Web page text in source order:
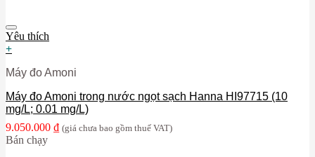
Yêu thích
+
Máy đo Amoni
Máy đo Amoni trong nước ngọt sạch Hanna HI97715 (10
mg/L; 0.01 mg/L)
9.050.000 ₫ (giá chưa bao gồm thuế VAT)
Bán chạy